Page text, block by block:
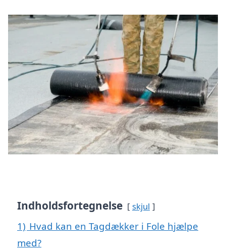
Indholdsfortegnelse skjul
1) Hvad kan en Tagdækker i Fole hjælpe
med?